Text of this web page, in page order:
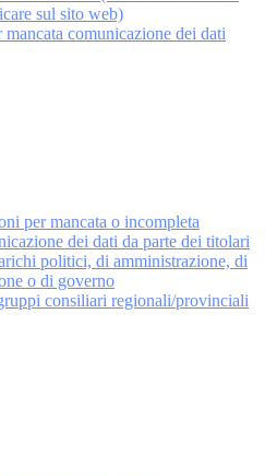
sul sito web)
mancata comunicazione dei dati
per mancata o incompleta
dei dati da parte dei titolari
politici, di amministrazione, di
o di governo
consiliari regionali/provinciali